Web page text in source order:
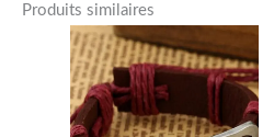
Produits similaires